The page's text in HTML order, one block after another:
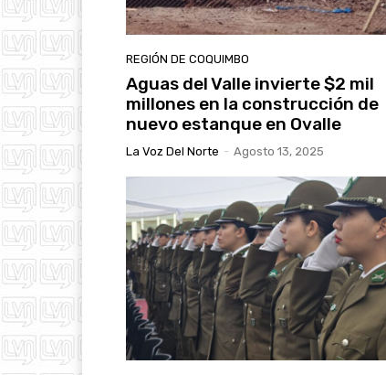
REGIÓN DE COQUIMBO
Aguas del Valle invierte $2 mil
millones en la construcción de
nuevo estanque en Ovalle
La Voz Del Norte - Agosto 13, 2025